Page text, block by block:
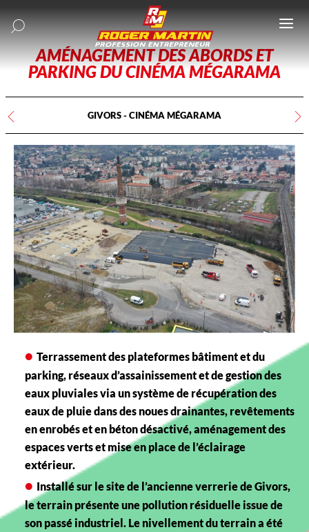
le
AMÉNAGEMENT DES ABORDS ET
PARKING DU CINÉMA MÉGARAMA
GIVORS-CINÉMA MÉGARAMA
Terrassement des plateformes bâtiment et du
parking, réseaux d’assainissement et de gestion des
eaux pluviales via un système de récupération des
eaux de pluie dans des noues drainantes, revêtements
en enrobés et en béton désactivé, aménagement des
espaces verts et mise en place de l’éclairage
extérieur.
Installé sur le site de l’ancienne verrerie de Givors,
le terrain présente une pollution résiduelle issue de
son passé industriel. Le nivellement du terrain a été